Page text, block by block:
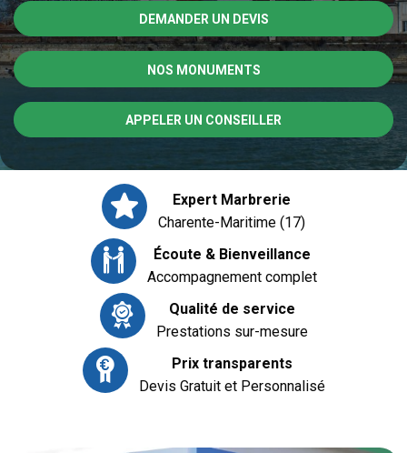
DEMANDER UN DEVIS
NOS MONUMENTS
APPELER UN CONSEILLER
Expert Marbrerie
Charente-Maritime (17)
Écoute & Bienveillance
Accompagnement complet
Qualité de service
Prestations sur-mesure
Prix transparents
Devis Gratuit et Personnalisé